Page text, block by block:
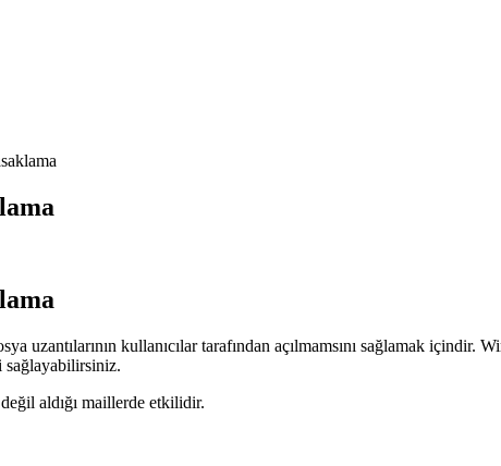
uzantılarının kullanıcılar tarafından açılmamsını sağlamak içindir.
sağlayabilirsiniz.
aldığı maillerde etkilidir.